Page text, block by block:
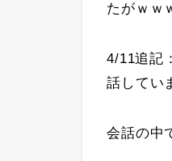
たがｗｗ
4/11追記
話してい
会話の中